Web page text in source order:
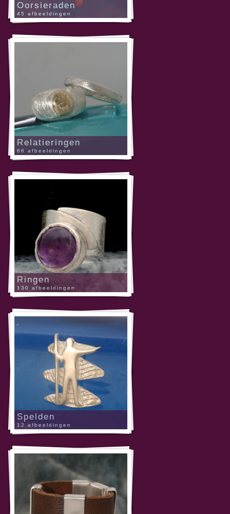
Oorsieraden
45 afbeeldingen
Relatieringen
66 afbeeldingen
Ringen
130 afbeeldingen
Spelden
12 afbeeldingen